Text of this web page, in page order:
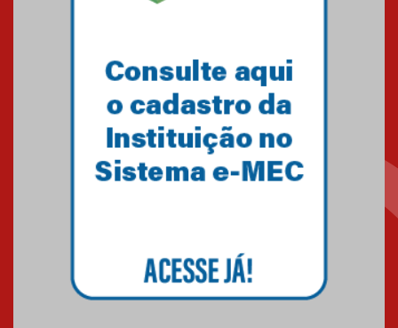
Primeiro culto do ano ressalta o
27.02.2026